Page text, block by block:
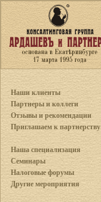
Наши клиенты
Партнеры и коллеги
Отзывы и рекомендации
Приглашаем к партнерству
Наша специализация
Семинары
Налоговые форумы
Другие мероприятия